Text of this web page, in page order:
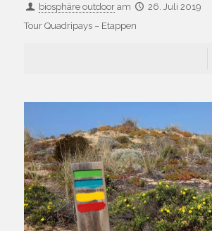
biosphäre outdoor am
26. Juli 2019
Tour Quadripays – Etappen